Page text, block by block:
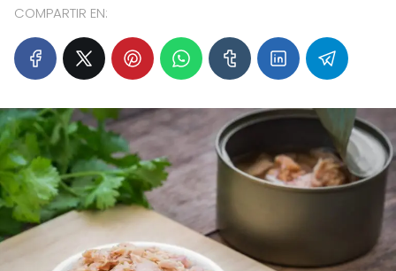
COMPARTIR EN: